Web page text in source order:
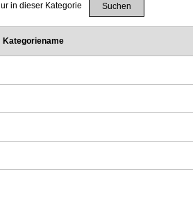
in dieser Kategorie
Kategoriename